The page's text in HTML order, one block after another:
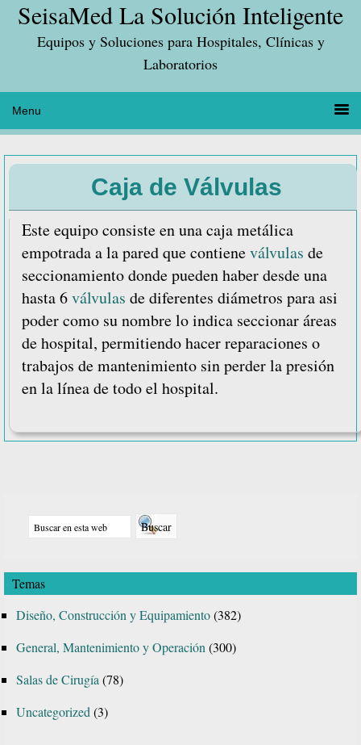
Saltar
principal
Saltar
contenido
Saltar
lateral
principal
SeisaMed La Solución Inteligente
Equipos y Soluciones para Hospitales, Clínicas y
Laboratorios
Caja de Válvulas
Este equipo consiste en una caja metálica
empotrada a la pared que contieneválvulas de
seccionamiento donde pueden haber desde una
hasta 6válvulas de diferentes diámetros para asi
poder como su nombre lo indica seccionar áreas
de hospital, permitiendo hacer reparaciones o
trabajos de mantenimiento sin perder la presión
en la línea de todo el hospital.
lateral
web
Temas
Diseño, Construcción y Equipamiento(382)
General, Mantenimiento y Operación (300)
Salas de Cirugía (78)
Uncategorized (3)